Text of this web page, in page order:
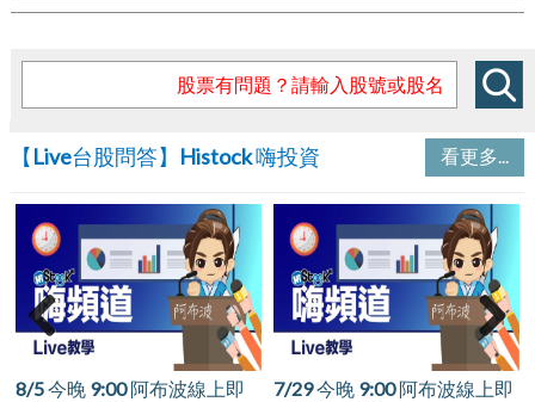
【Live台股問答】Histock 嗨投資 看更多...
8/5 今晚 9:00 阿布波線上即
7/29 今晚 9:00 阿布波線上即
Previous Next